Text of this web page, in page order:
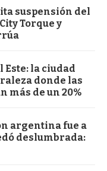
suspensión del
Torque y
Este: la ciudad
donde las
más de un 20%
argentina fue a
deslumbrada: